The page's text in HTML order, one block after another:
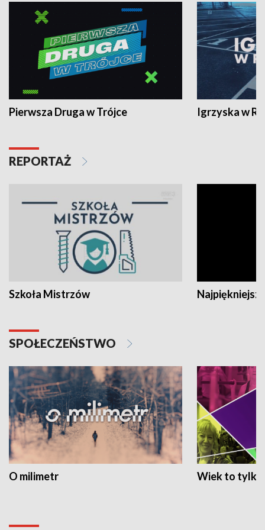
Pierwsza Druga w Trójce Igrzyska w
REPORTAŻ
Szkoła Mistrzów
SPOŁECZEŃSTWO
O milimetr Wiek to tylko